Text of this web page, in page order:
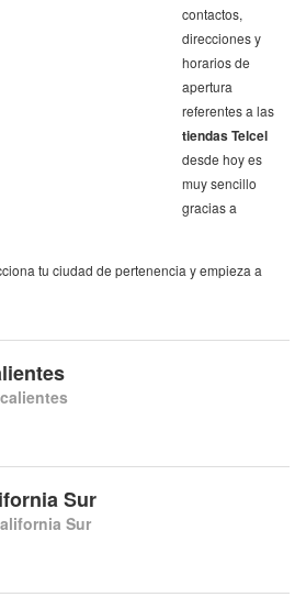
contactos,
direcciones y
horarios de
apertura
referentes a las
tiendas Telcel
desde hoy es
muy sencillo
gracias a
tu ciudad de pertenencia y empieza a
Sur
Sur